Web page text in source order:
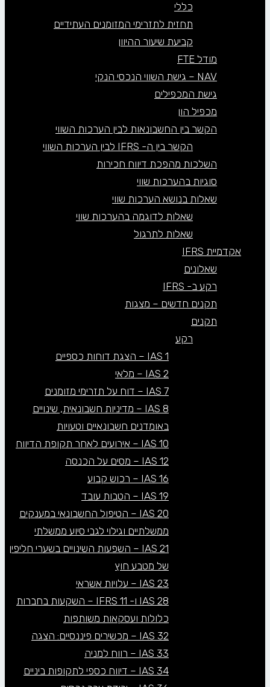
כללי
תחזית לתזרימי המזומנים העתידיים
קביעת שיעור ההיוון
מודל FTE
NAV – גישת השווי הנכסי הנקי
גישת המכפילים
מכפיל הון
הקשר בין החשבונאות לבין הערכות השווי
הקשר בין ה- IFRS לבין הערכות השווי
השלכות מהפכת דיווח חכירות
סוגיות בהערכות שווי
שאלות בנושא הערכות שווי
שאלות לדוגמה בהערכות שווי
שאלות לתרגול
אקדמיית IFRS
שאלונים
רקע ב- IFRS
תקנים חדשים – מצגות
תקנים
רקע
IAS 1 – הצגת דוחות כספיים
IAS 2 – מלאי
IAS 7 – דוח על תזרימי מזומנים
IAS 8 – מדיניות חשבונאית, שינויים
באומדנים חשבונאיים וטעויות
IAS 10 – אירועים לאחר תקופת הדיווח
IAS 12 – מסים על הכנסה
IAS 16 – רכוש קבוע
IAS 19 – הטבות עובד
IAS 20 – הטיפול החשבונאי במענקים
ממשלתיים וגילוי לגבי סיוע ממשלתי
IAS 21 – השפעות השינויים בשערי חליפין
של מטבע חוץ
IAS 23 – עלויות אשראי
IAS 28 ו- IFRS 11 – השקעות בחברות
כלולות ועסקאות משותפות
IAS 32 – מכשירים פיננסיים: הצגה
IAS 33 – רווח למניה
IAS 34 – דיווח כספי לתקופות ביניים